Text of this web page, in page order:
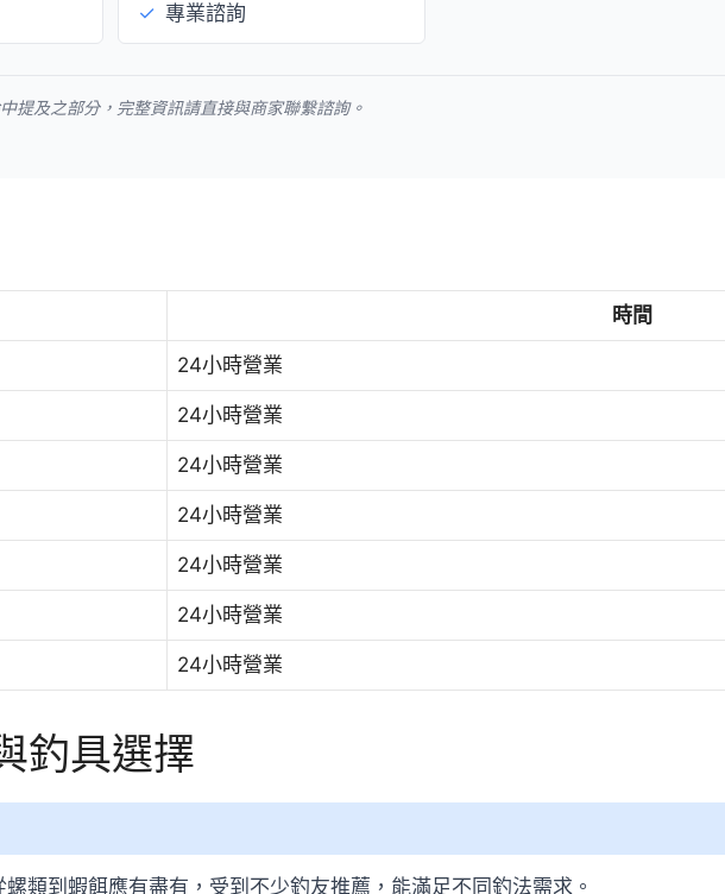
✓ 專業諮詢
提及之部分，完整資訊請直接與商家聯繫諮詢。
時間
24小時營業
24小時營業
24小時營業
24小時營業
24小時營業
24小時營業
24小時營業
釣具選擇
類到蝦餌應有盡有，受到不少釣友推薦，能滿足不同釣法需求。